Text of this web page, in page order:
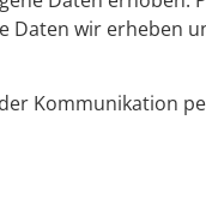
wir erheben
Kommunikation